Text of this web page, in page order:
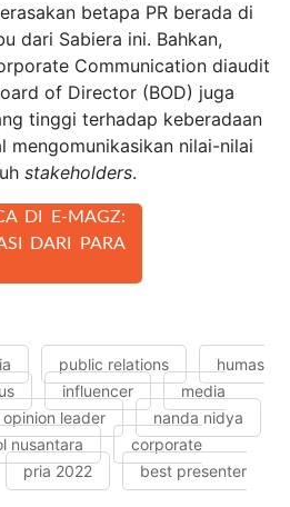
betapa PR berada di
dari Sabiera ini. Bahkan,
Communication diaudit
of Director (BOD) juga
tinggi terhadap keberadaan
mengomunikasikan nilai-nilai
stakeholders.
DI E-MAGZ:
DARI PARA
public relations
humas
influencer
media
leader
nanda nidya
nusantara
corporate
pria 2022
best presenter